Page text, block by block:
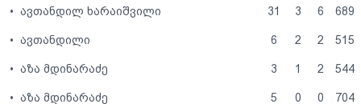
• ავთანდილ ხარაიშვილი 31 3 6 689
• ავთანდილი 6 2 2 515
• აზა მდინარაძე 3 1 2 544
• აზა მდინარაძე 5 0 0 704